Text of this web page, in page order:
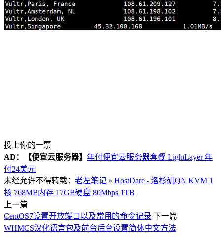
投上你的一票
AD：
【便宜云服务器】 年付便宜云服务器套餐 LightLayer 年
付24美元
未经允许不得转载： 老左笔记 » HostDare - 洛杉矶QN KVM 1
核 768MB内存 17GB硬盘 80Mbps 1TB
上一篇
CentOS7设置开放端口以及常用的命令记录 下一篇
WHMCS汉化语言包及前台后台设置简体中文方法